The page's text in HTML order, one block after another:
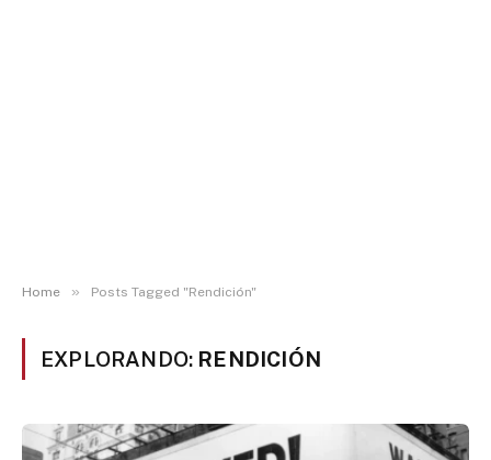
Home » Posts Tagged "Rendición"
EXPLORANDO: RENDICIÓN